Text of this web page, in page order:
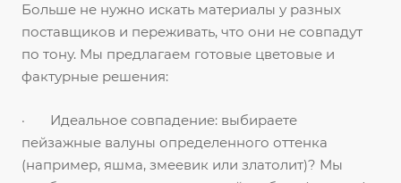
Больше не нужно искать материалы у разных
поставщиков и переживать, что они не совпадут
по тону. Мы предлагаем готовые цветовые и
фактурные решения:
· Идеальное совпадение: выбираете
пейзажные валуны определенного оттенка
(например, яшма, змеевик или златолит)? Мы